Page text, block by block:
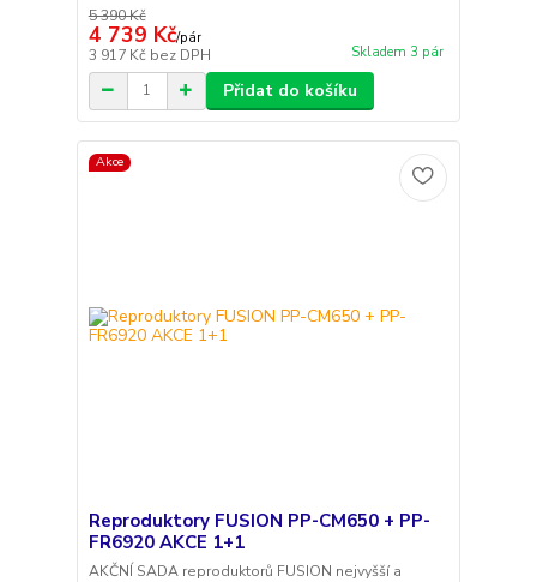
5 390 Kč
4 739 Kč/pár
3 917 Kč bez DPH Skladem 3 pár
Přidat do košíku
Akce
Reproduktory FUSION PP-CM650 + PP-
FR6920 AKCE 1+1
AKČNÍ SADA reproduktorů FUSION nejvyšší a